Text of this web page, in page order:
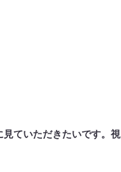
ていただきたいです。視